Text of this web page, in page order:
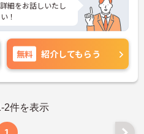
細をお話しいたし
！
無料 紹介してもらう
2件を表示